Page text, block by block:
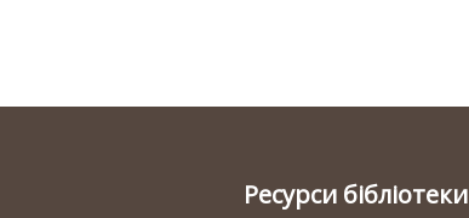
Ресурси бібліотеки